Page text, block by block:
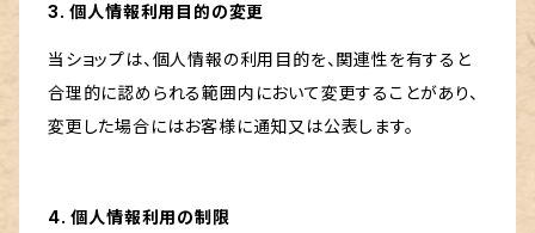
3. 個人情報利用目的の変更
当ショップは、個人情報の利用目的を、関連性を有すると
合理的に認められる範囲内において変更することがあり、
変更した場合にはお客様に通知又は公表します。
4. 個人情報利用の制限